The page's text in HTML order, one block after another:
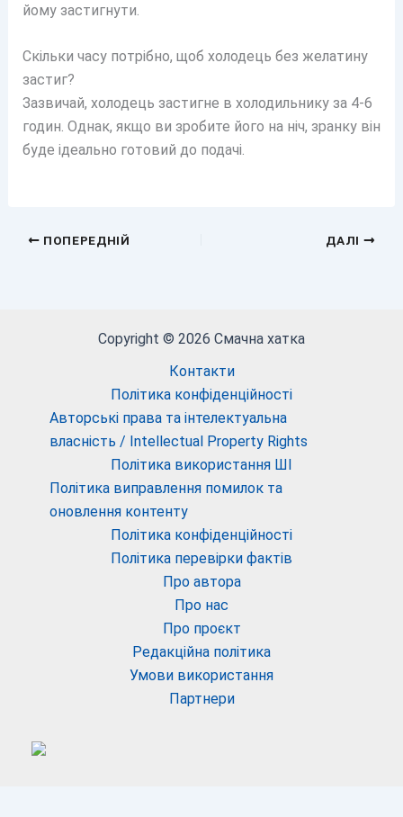
йому застигнути.
Скільки часу потрібно, щоб холодець без желатину
застиг?
Зазвичай, холодець застигне в холодильнику за 4-6
годин. Однак, якщо ви зробите його на ніч, зранку він
буде ідеально готовий до подачі.
ПОПЕРЕДНІЙ ДАЛІ
Copyright © 2026 Смачна хатка
Контакти
Політика конфіденційності
Авторські права та інтелектуальна
власність / Intellectual Property Rights
Політика використання ШІ
Політика виправлення помилок та
оновлення контенту
Політика конфіденційності
Політика перевірки фактів
Про автора
Про нас
Про проєкт
Редакційна політика
Умови використання
Партнери